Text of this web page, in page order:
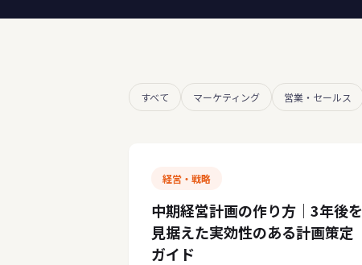
すべて マーケティング 営業・セールス
経営・戦略
中期経営計画の作り方｜3年後を
見据えた実効性のある計画策定
ガイド